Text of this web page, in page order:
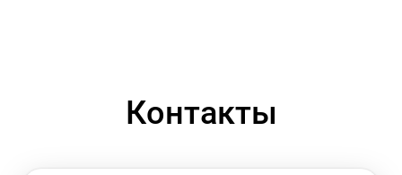
Контакты